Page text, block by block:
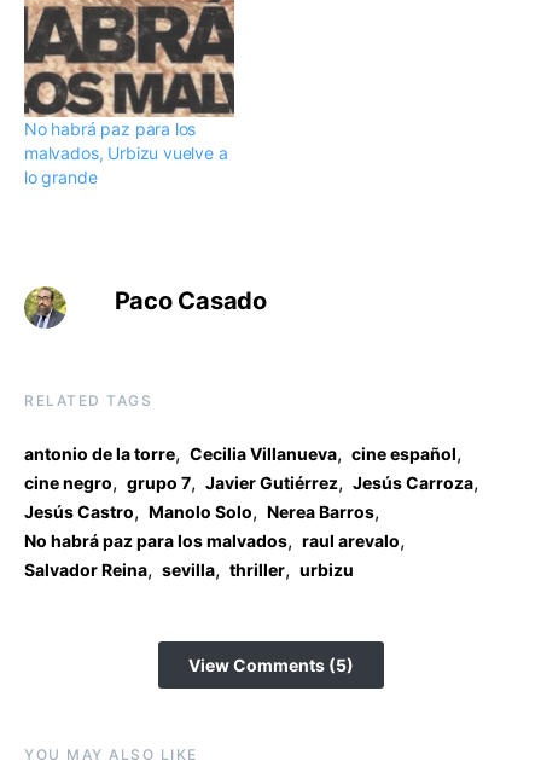
No habrá paz para los
malvados, Urbizu vuelve a
lo grande
Paco Casado
RELATED TAGS
antonio de la torre, Cecilia Villanueva, cine español,
cine negro, grupo 7, Javier Gutiérrez, Jesús Carroza,
Jesús Castro, Manolo Solo, Nerea Barros,
No habrá paz para los malvados, raul arevalo,
Salvador Reina, sevilla, thriller, urbizu
View Comments (5)
YOU MAY ALSO LIKE